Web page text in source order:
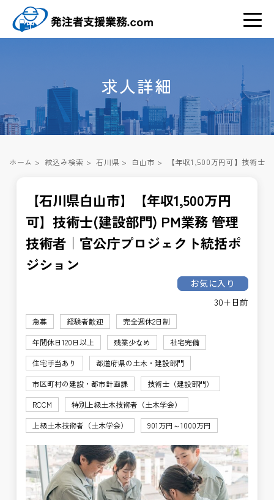
求人詳細
ホーム > 絞込み検索 > 石川県 > 白山市 > 【年収1,500万円可】技術士
【石川県白山市】【年収1,500万円
可】技術士(建設部門) PM業務 管理
技術者｜官公庁プロジェクト統括ポ
ジション
お気に入り
30+日前
急募 経験者歓迎
完全週休2日制
年間休日120日以上
残業少なめ
社宅完備
住宅手当あり
都道府県の土木・建設部門
市区町村の建設・都市計画課
技術士（建設部門）
RCCM
特別上級土木技術者（土木学会）
上級土木技術者（土木学会）
901万円～1000万円